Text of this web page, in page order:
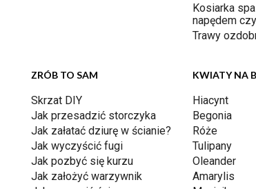
Kosiarka
napędem
Trawy
ZRÓB TO SAM
Skrzat DIY
Jak przesadzić storczyka
Jak załatać dziurę w ścianie?
Jak wyczyścić fugi
Jak pozbyć się kurzu
Jak założyć warzywnik
KWIATY NA
Hiacynt
Begonia
Róże
Tulipany
Oleander
Amarylis